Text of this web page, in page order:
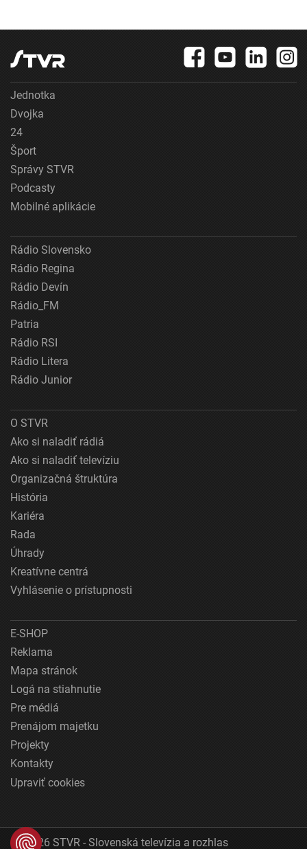
Jednotka
Dvojka
24
Šport
Správy STVR
Podcasty
Mobilné aplikácie
Rádio Slovensko
Rádio Regina
Rádio Devín
Rádio_FM
Patria
Rádio RSI
Rádio Litera
Rádio Junior
O STVR
Ako si naladiť rádiá
Ako si naladiť televíziu
Organizačná štruktúra
História
Kariéra
Rada
Úhrady
Kreatívne centrá
Vyhlásenie o prístupnosti
E-SHOP
Reklama
Mapa stránok
Logá na stiahnutie
Pre médiá
Prenájom majetku
Projekty
Kontakty
Upraviť cookies
© 2026 STVR - Slovenská televízia a rozhlas